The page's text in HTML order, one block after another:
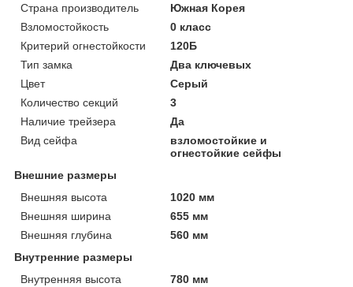
Страна производитель
Южная Корея
Взломостойкость
0 класс
Критерий огнестойкости
120Б
Тип замка
Два ключевых
Цвет
Серый
Количество секций
3
Наличие трейзера
Да
Вид сейфа
взломостойкие и
огнестойкие сейфы
Внешние размеры
Внешняя высота
1020 мм
Внешняя ширина
655 мм
Внешняя глубина
560 мм
Внутренние размеры
Внутренняя высота
780 мм